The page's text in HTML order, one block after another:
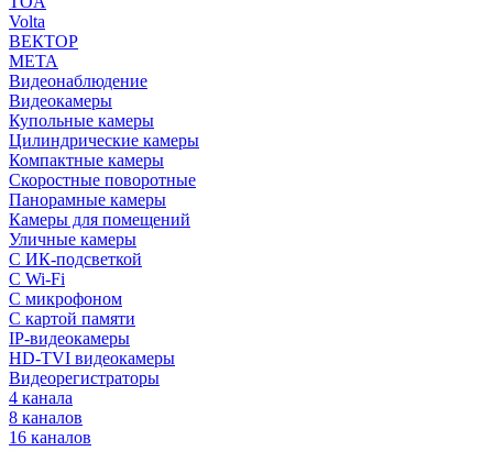
Volta
ВЕКТОР
МЕТА
Видеонаблюдение
Видеокамеры
Купольные камеры
Цилиндрические камеры
Компактные камеры
Скоростные поворотные
Панорамные камеры
Камеры для помещений
Уличные камеры
С ИК-подсветкой
С Wi-Fi
С микрофоном
С картой памяти
IP-видеокамеры
HD-TVI видеокамеры
Видеорегистраторы
4 канала
8 каналов
16 каналов